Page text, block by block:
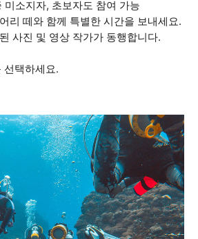
소지자, 초보자도 참여 가능
리 떼와 함께 특별한 시간을 보내세요.
사진 및 영상 작가가 동행합니다.
선택하세요.